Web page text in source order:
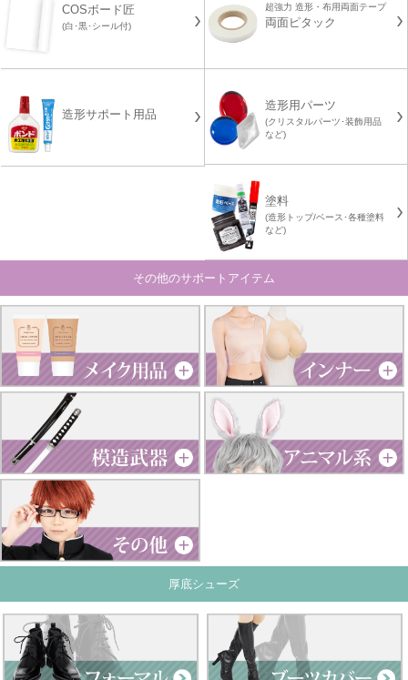
COSボード匠
(白･黒･シール付)
超強力 造形・布用両面テープ
両面ピタック
造形サポート用品
造形用パーツ
(クリスタルパーツ･装飾用品
など)
塗料
(造形トップ/ベース･各種塗料
など)
その他のサポートアイテム
厚底シューズ